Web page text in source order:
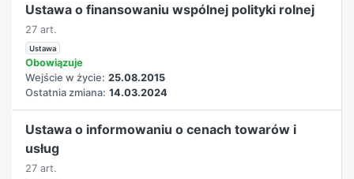
Ustawa o finansowaniu wspólnej polityki rolnej
27 art.
Ustawa
Obowiązuje
Wejście w życie: 25.08.2015
Ostatnia zmiana: 14.03.2024
Ustawa o informowaniu o cenach towarów i
usług
27 art.